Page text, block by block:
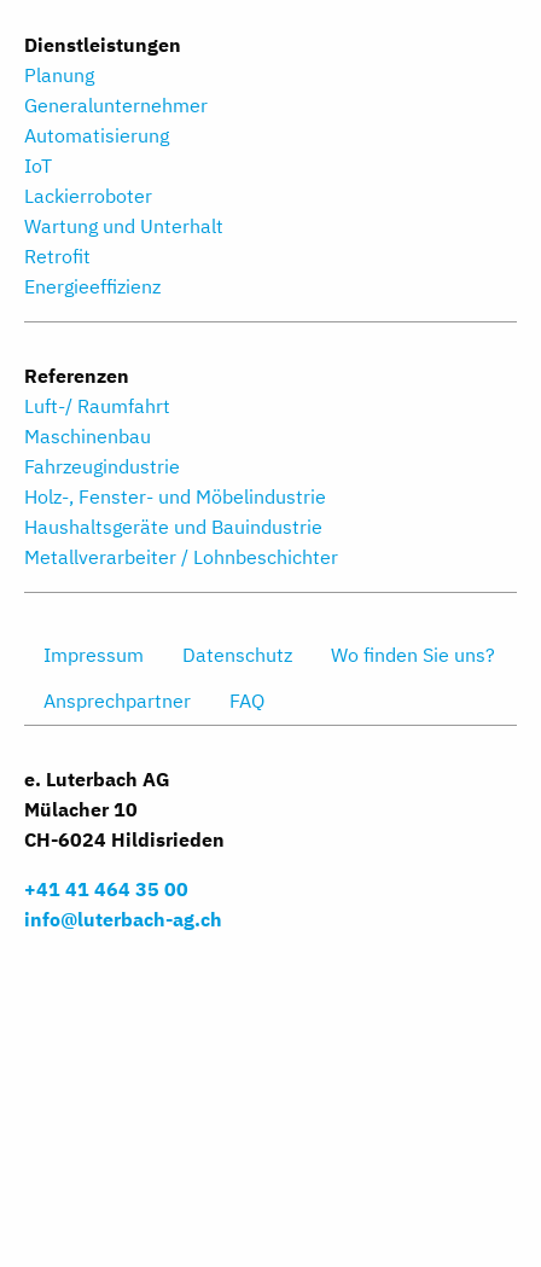
Dienstleistungen
Planung
Generalunternehmer
Automatisierung
IoT
Lackierroboter
Wartung und Unterhalt
Retrofit
Energieeffizienz
Referenzen
Luft-/ Raumfahrt
Maschinenbau
Fahrzeugindustrie
Holz-, Fenster- und Möbelindustrie
Haushaltsgeräte und Bauindustrie
Metallverarbeiter / Lohnbeschichter
Impressum Datenschutz
Wo finden Sie uns?
Ansprechpartner
FAQ
e. Luterbach AG
Mülacher 10
CH-6024 Hildisrieden
+41 41 464 35 00
info@luterbach-ag.ch